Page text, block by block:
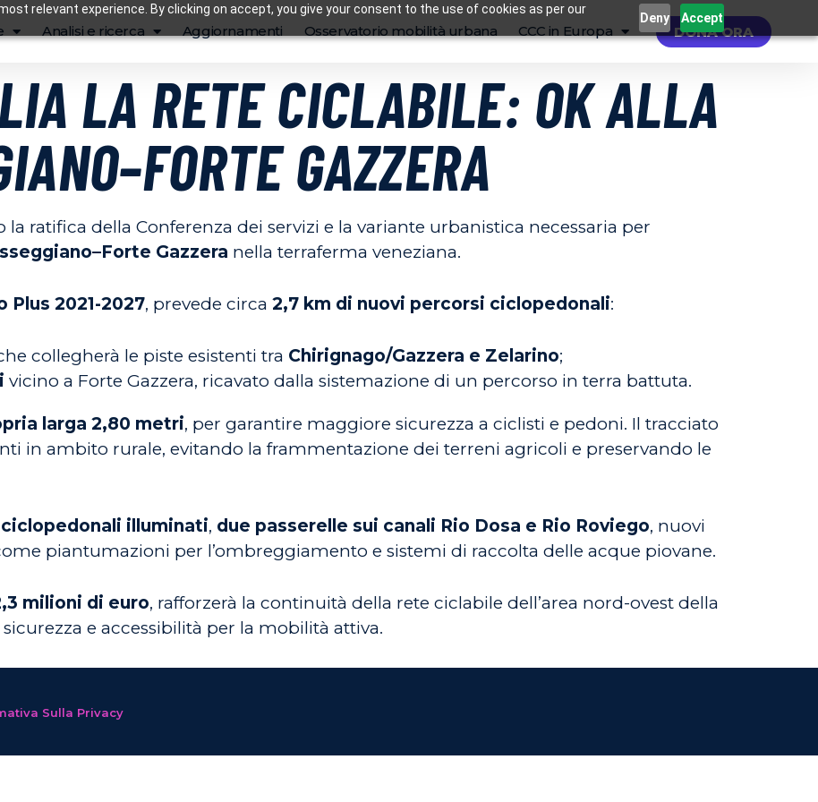
relevant experience. By clicking on accept, you give your consent to the use of cookies as per our
Deny Accept
Analisi e ricerca Aggiornamenti Osservatorio mobilità urbana CCC in Europa DONA ORA
LA RETE CICLABILE: OK ALLA
GAZZERA
ratifica della Conferenza dei servizi e la variante urbanistica necessaria per
Gazzera nella terraferma veneziana.
Plus 2021-2027, prevede circa 2,7 km di nuovi percorsi ciclopedonali:
collegherà le piste esistenti tra Chirignago/Gazzera e Zelarino;
vicino a Forte Gazzera, ricavato dalla sistemazione di un percorso in terra battuta.
larga 2,80 metri, per garantire maggiore sicurezza a ciclisti e pedoni. Il tracciato
in ambito rurale, evitando la frammentazione dei terreni agricoli e preservando le
illuminati, due passerelle sui canali Rio Dosa e Rio Roviego, nuovi
piantumazioni per l’ombreggiamento e sistemi di raccolta delle acque piovane.
milioni di euro, rafforzerà la continuità della rete ciclabile dell’area nord-ovest della
e accessibilità per la mobilità attiva.
Sulla Privacy